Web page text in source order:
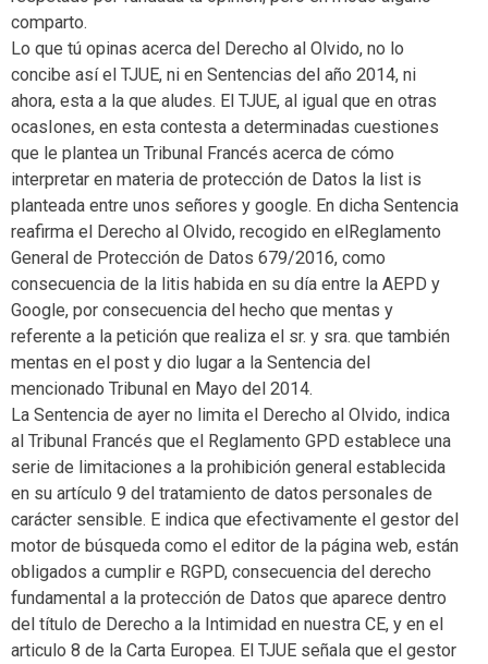
comparto.
Lo que tú opinas acerca del Derecho al Olvido, no lo
concibe así el TJUE, ni en Sentencias del año 2014, ni
ahora, esta a la que aludes. El TJUE, al igual que en otras
ocasIones, en esta contesta a determinadas cuestiones
que le plantea un Tribunal Francés acerca de cómo
interpretar en materia de protección de Datos la list is
planteada entre unos señores y google. En dicha Sentencia
reafirma el Derecho al Olvido, recogido en elReglamento
General de Protección de Datos 679/2016, como
consecuencia de la litis habida en su día entre la AEPD y
Google, por consecuencia del hecho que mentas y
referente a la petición que realiza el sr. y sra. que también
mentas en el post y dio lugar a la Sentencia del
mencionado Tribunal en Mayo del 2014.
La Sentencia de ayer no limita el Derecho al Olvido, indica
al Tribunal Francés que el Reglamento GPD establece una
serie de limitaciones a la prohibición general establecida
en su artículo 9 del tratamiento de datos personales de
carácter sensible. E indica que efectivamente el gestor del
motor de búsqueda como el editor de la página web, están
obligados a cumplir e RGPD, consecuencia del derecho
fundamental a la protección de Datos que aparece dentro
del título de Derecho a la Intimidad en nuestra CE, y en el
articulo 8 de la Carta Europea. El TJUE señala que el gestor